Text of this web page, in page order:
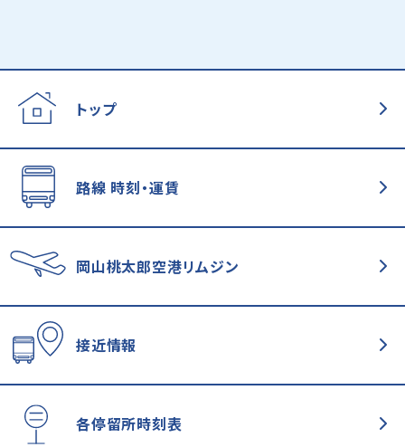
トップ
路線 時刻・運賃
岡山桃太郎空港リムジン
接近情報
各停留所時刻表